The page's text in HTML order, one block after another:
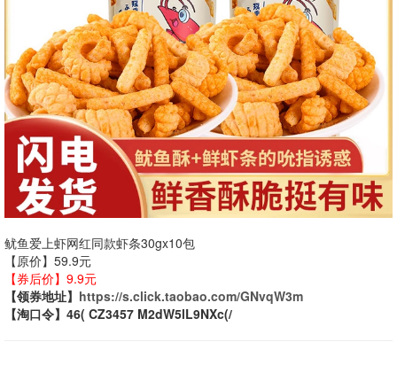
鱿鱼爱上虾网红同款虾条30gx10包
【原价】59.9元
【券后价】9.9元
【领券地址】 https://s.click.taobao.com/GNvqW3m
【淘口令】46( CZ3457 M2dW5lL9NXc(/